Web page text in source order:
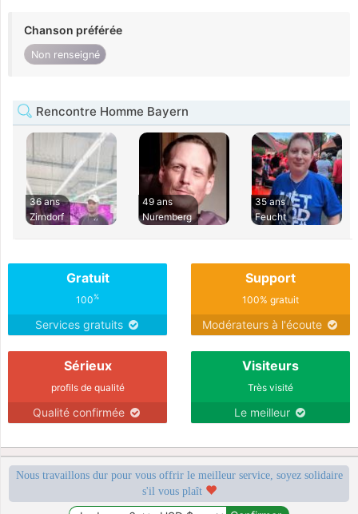
Chanson préférée
Non renseigné
Rencontre Homme Bayern
36 ans
Zirndorf
49 ans
Nuremberg
35 ans
Feucht
Gratuit
100%
Services gratuits
Support
100% gratuit
Modérateurs à l'écoute
Sérieux
profils de qualité
Qualité confirmée
Visiteurs
Très visité
Le meilleur
Nous travaillons dur pour vous offrir le meilleur service, soyez solidaire
s'il vous plaît